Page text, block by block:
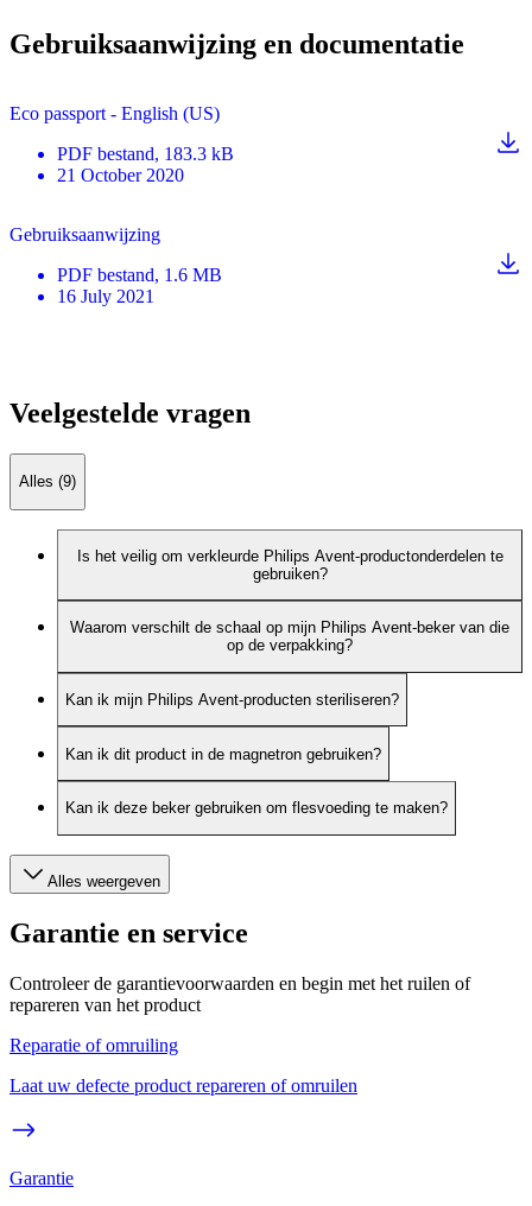
Gebruiksaanwijzing en documentatie
Eco passport - English (US)
PDF bestand, 183.3 kB
21 October 2020
Gebruiksaanwijzing
PDF bestand, 1.6 MB
16 July 2021
Veelgestelde vragen
Alles (9)
Is het veilig om verkleurde Philips Avent-productonderdelen te
gebruiken?
Waarom verschilt de schaal op mijn Philips Avent-beker van die
op de verpakking?
Kan ik mijn Philips Avent-producten steriliseren?
Kan ik dit product in de magnetron gebruiken?
Kan ik deze beker gebruiken om flesvoeding te maken?
Alles weergeven
Garantie en service
Controleer de garantievoorwaarden en begin met het ruilen of
repareren van het product
Reparatie of omruiling
Laat uw defecte product repareren of omruilen
Garantie